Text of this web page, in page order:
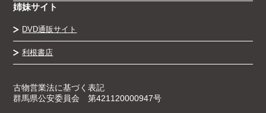
姉妹サイト
DVD通販サイト
利根書店
古物営業法に基づく表記
群馬県公安委員会 第421120000947号